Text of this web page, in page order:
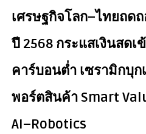
เศรษฐกิจโลก–ไทยถด
ปี 2568 กระแสเงินสด
คาร์บอนต่ำ เซรามิกบุก
พอร์ตสินค้า Smart
AI–Robotics